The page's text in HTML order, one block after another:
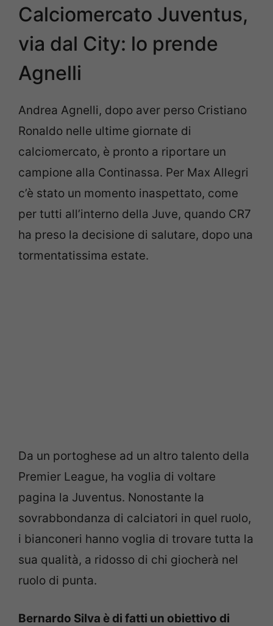
Calciomercato Juventus,
via dal City: lo prende
Agnelli
Andrea Agnelli, dopo aver perso Cristiano
Ronaldo nelle ultime giornate di
calciomercato, è pronto a riportare un
campione alla Continassa. Per Max Allegri
c’è stato un momento inaspettato, come
per tutti all’interno della Juve, quando CR7
ha preso la decisione di salutare, dopo una
tormentatissima estate.
Da un portoghese ad un altro talento della
Premier League, ha voglia di voltare
pagina la Juventus. Nonostante la
sovrabbondanza di calciatori in quel ruolo,
i bianconeri hanno voglia di trovare tutta la
sua qualità, a ridosso di chi giocherà nel
ruolo di punta.
Bernardo Silva è di fatti un obiettivo di